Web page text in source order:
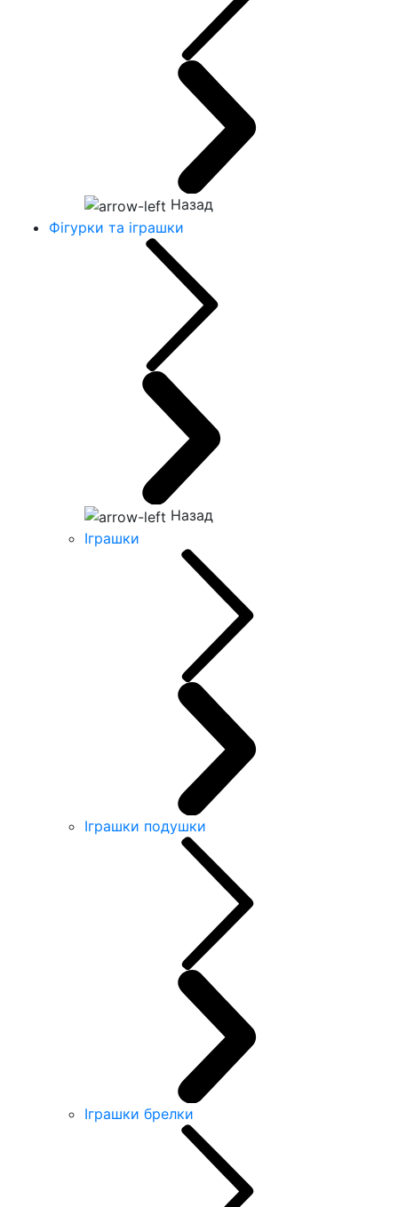
Назад
Фігурки та іграшки
Назад
Іграшки
Іграшки подушки
Іграшки брелки